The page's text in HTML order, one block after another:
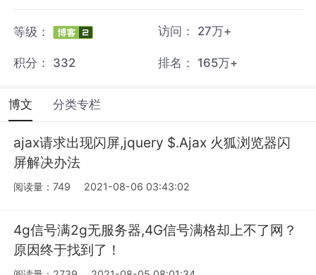
等级： 访问： 27万+
积分： 332 排名： 165万+
博文 分类专栏
ajax请求出现闪屏,jquery $.Ajax 火狐浏览器闪
屏解决办法
阅读量：749 2021-08-06 03:43:02
4g信号满2g无服务器,4G信号满格却上不了网？
原因终于找到了！